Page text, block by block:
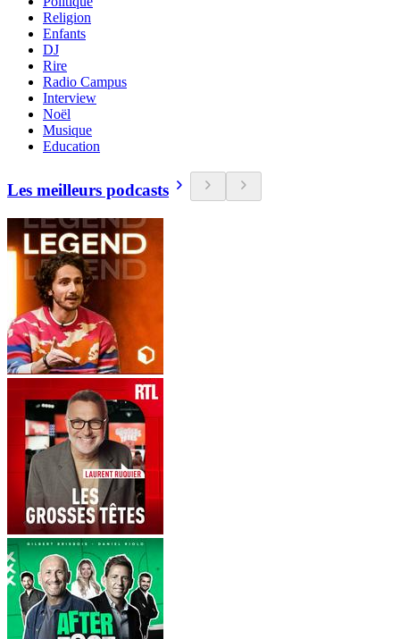
Religion
Enfants
DJ
Rire
Radio Campus
Interview
Noël
Musique
Education
Les meilleurs podcasts